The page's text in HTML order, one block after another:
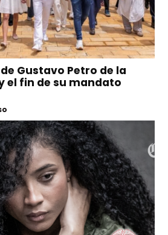
Gustavo Petro de la
el fin de su mandato